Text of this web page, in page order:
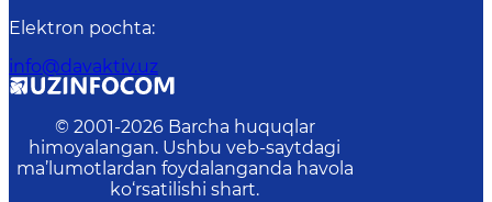
Elektron pochta:
info@davaktiv.uz
© 2001-2026 Barcha huquqlar
himoyalangan. Ushbu veb-saytdagi
ma’lumotlardan foydalanganda havola
ko‘rsatilishi shart.